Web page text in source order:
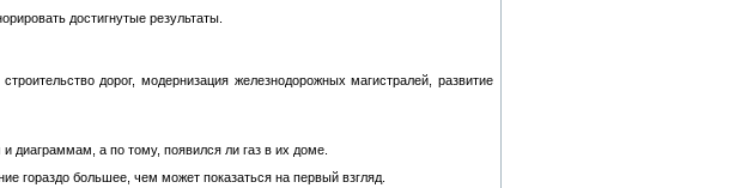
достигнутые результаты.
дорог, модернизация железнодорожных магистралей, развитие
диаграммам, а по тому, появился ли газ в их доме.
гораздо большее, чем может показаться на первый взгляд.